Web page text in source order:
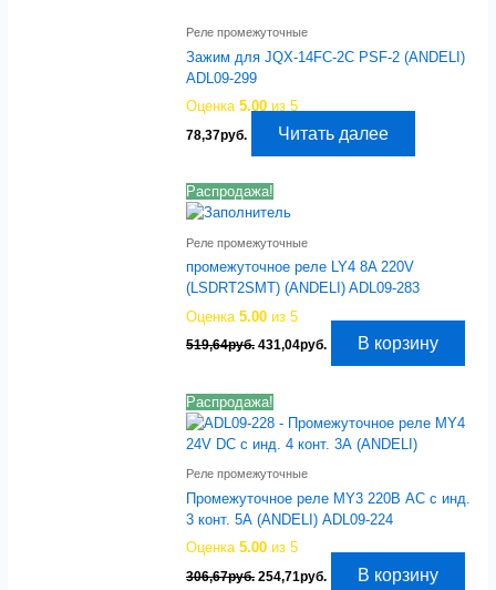
Реле промежуточные
Зажим для JQX-14FC-2C PSF-2 (ANDELI)
ADL09-299
Оценка5.00 из 5
78,37руб. Читать далее
Распродажа!
Реле промежуточные
промежуточное реле LY4 8A 220V
(LSDRT2SMT) (ANDELI) ADL09-283
Оценка5.00 из 5
519,64руб. Первоначальная
519,64руб..
431,04руб. ТекущаяВ корзину
Распродажа!
Реле промежуточные
Промежуточное реле MY3 220В AC с инд.
3 конт. 5А (ANDELI) ADL09-224
Оценка5.00 из 5
306,67руб. Первоначальная
254,71руб. ТекущаяВ корзину